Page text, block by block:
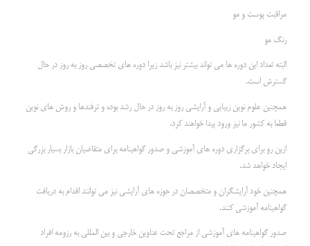
مراقبت پوست و مو
رنگ مو
البته تعداد این دوره ها می تواند بیشتر نیز باشد زیرا دوره های تخصصی روز به روز در حال
گسترش است.
همچنین علوم نوین زیبایی و آرایشی روز به روز در حال رشد بوده و ترفندها و روش های نوین
قطعا به کشور ما نیز ورود پیدا خواهند کرد.
ازین رو برای برگزاری دوره های آموزشی و صدور گواهینامه برای متقاضیان بازار بسیار بزرگی
ایجاد خواهد شد.
همچنین خود آرایشگران و متخصصان در حوزه های آرایشی نیز می توانند اقدام به دریافت
گواهینامه آموزشی کنند.
صدور گواهینامه های آموزشی از مراجع تحت عناوین خارجی و بین المللی به رزومه افراد